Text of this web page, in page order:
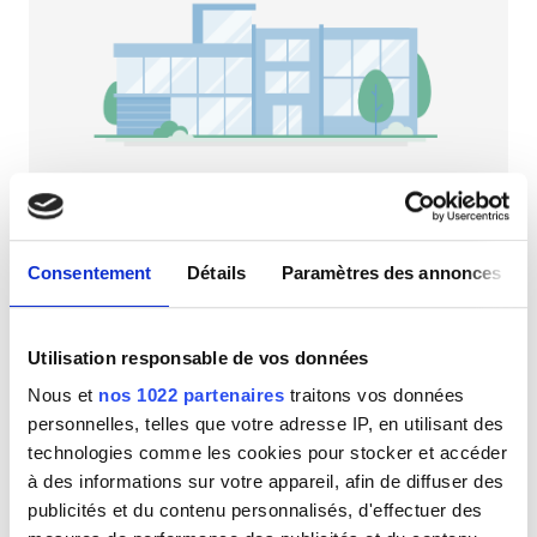
Consentement Détails Paramètres des annonces
Utilisation responsable de vos données
Nous et nos 1022 partenaires traitons vos données
personnelles, telles que votre adresse IP, en utilisant des
technologies comme les cookies pour stocker et accéder
à des informations sur votre appareil, afin de diffuser des
publicités et du contenu personnalisés, d'effectuer des
Patients porteurs du VIH
Patients porteurs de l’hépatite B
Patients porteurs de l’hépatite C
Équipements
Rafraîchissements
Wi-Fi gratuit
Écrans TV
Transfert gratuit
NephroPlus at Urban Hospital
Dahod, Inde
Par traitement
Dialyse HD 79 €
Dialyse HDF 89 €
Réserver